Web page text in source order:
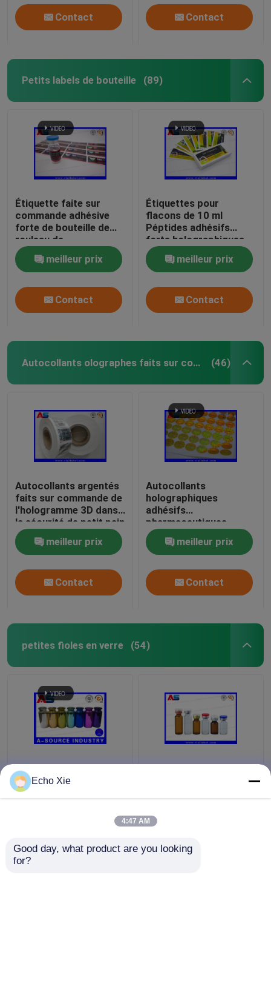
Contact Contact
Petits labels de bouteille (89)
Étiquette faite sur
commande adhésive
forte de bouteille de
rouleau de
l'hologramme 2ml pour
des peptides
meilleur prix
Contact
Étiquettes pour
flacons de 10 ml
Péptides adhésifs
forts holographiques
Étiquettes pour
flacons
pharmaceutiques
25x60 mm
meilleur prix
Contact
Autocollants olographes faits sur commande (46)
Autocollants argentés
faits sur commande de
l'hologramme 3D dans
la sécurité de petit pain
véritable avec les
autocollants
olographes de sécurité
de codes noirs sérieux
meilleur prix
Contact
Autocollants
holographiques
adhésifs
pharmaceutiques
ronds VOID
Hologramme 3D anti-
contrefaçon
meilleur prix
Contact
petites fioles en verre (54)
Petites bouteilles en
verre colorées de
fioles de relief,
compte-gouttes 10ml
Petite fiole en verre
de pharmacie
Echo Xie
4:47 AM
Good day, what product are you looking
for?